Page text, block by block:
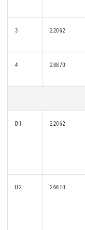
3 22062
4 28870
D1 22062
D2 26610